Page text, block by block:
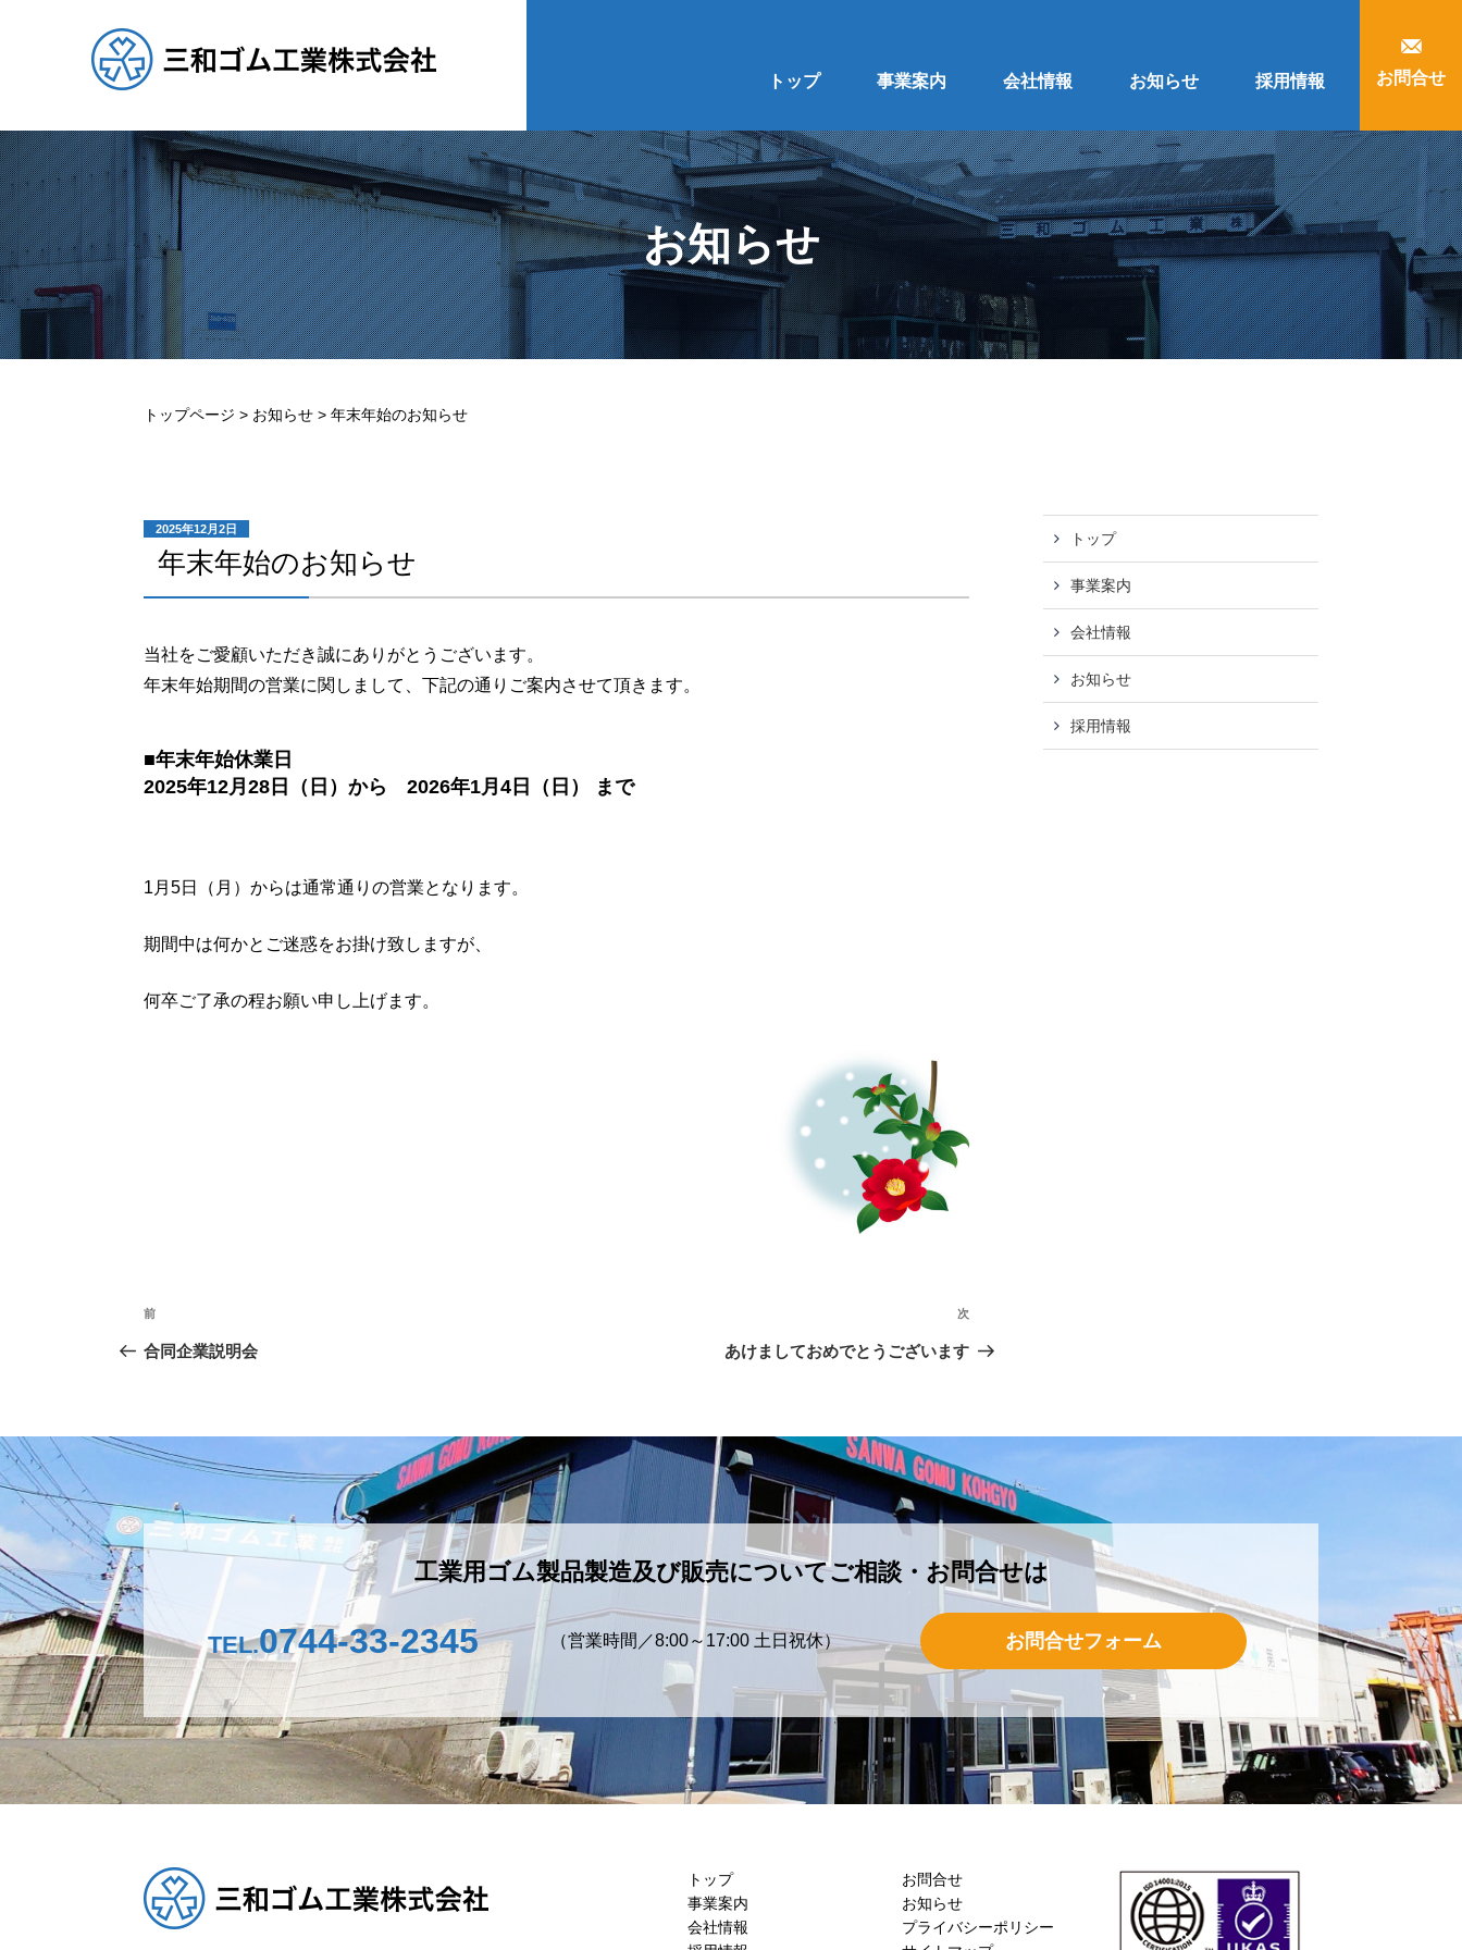
ツ
へ
ス
キ
ッ
プ
トップ 事業案内 会社情報 お知らせ 採用情報 お問合せ
お知らせ
トップページ > お知らせ > 年末年始のお知らせ
2025年12月2日
年末年始のお知らせ
当社をご愛顧いただき誠にありがとうございます。
年末年始期間の営業に関しまして、下記の通りご案内させて頂きます。
■年末年始休業日
2025年12月28日（日） から 2026年1月4日（日 ） まで
1月5日（月）からは通常通りの営業となります。
期間中は何かとご迷惑をお掛け致しますが、
何卒ご了承の程お願い申し上げます。
投
稿
ゲ
ー
シ
ョ
ン
前
の
前
合同企業説明会
次
の
次
あけましておめでとうございます
トップ
事業案内
会社情報
お知らせ
採用情報
工業用ゴム製品製造及び販売についてご相談・お問合せは
TEL.0744-33-2345 （営業時間／8:00～17:00 土日祝休） お問合せフォーム
トップ
事業案内
会社情報
お問合せ
お知らせ
プライバシーポリシー